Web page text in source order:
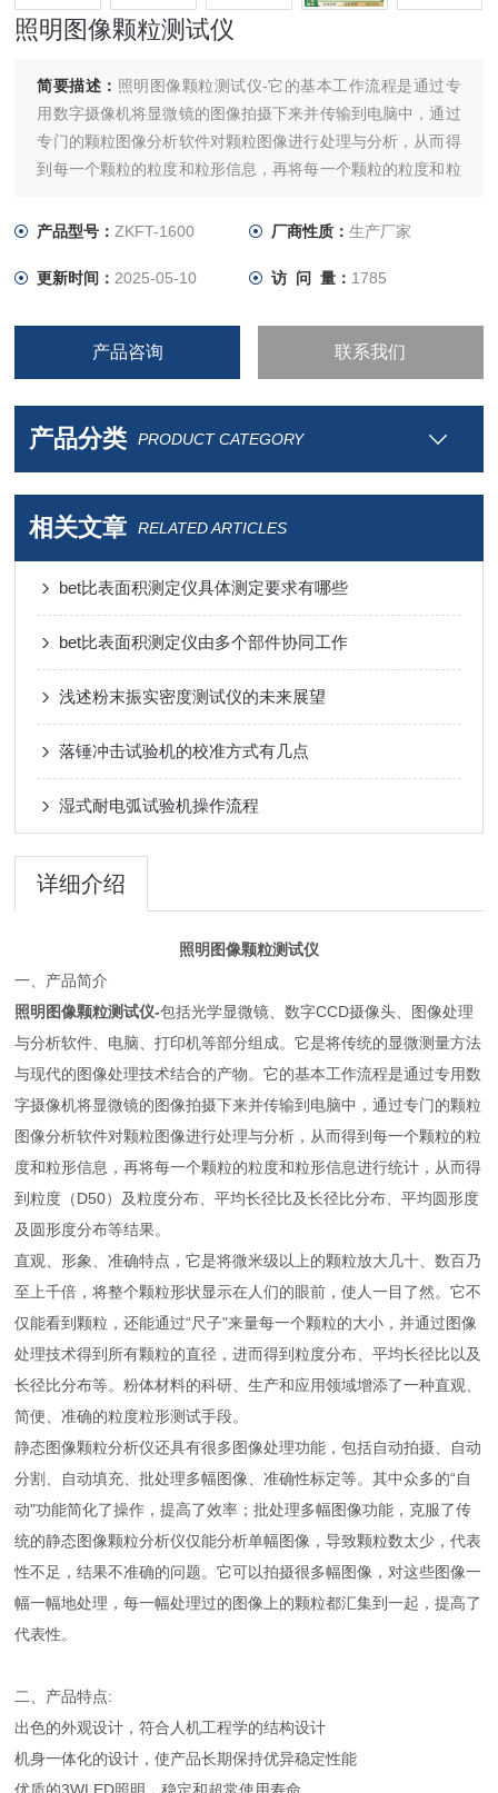
照明图像颗粒测试仪
简要描述： 照明图像颗粒测试仪-它的基本工作流程是通过专
用数字摄像机将显微镜的图像拍摄下来并传输到电脑中，通过
专门的颗粒图像分析软件对颗粒图像进行处理与分析，从而得
到每一个颗粒的粒度和粒形信息，再将每一个颗粒的粒度和粒
径比及长径比分布、平均圆形度及圆形度分布等结果。
产品型号：ZKFT-1600 厂商性质： 生产厂家
更新时间： 2025-05-10 访 问 量： 1785
产品咨询 联系我们
产品分类 PRODUCT CATEGORY
相关文章 RELATED ARTICLES
bet比表面积测定仪具体测定要求有哪些
bet比表面积测定仪由多个部件协同工作
浅述粉末振实密度测试仪的未来展望
落锤冲击试验机的校准方式有几点
湿式耐电弧试验机操作流程
详细介绍
照明图像颗粒测试仪
一、产品简介
照明图像颗粒测试仪-包括光学显微镜、数字CCD摄像头、图像处理
与分析软件、电脑、打印机等部分组成。它是将传统的显微测量方法
与现代的图像处理技术结合的产物。它的基本工作流程是通过专用数
字摄像机将显微镜的图像拍摄下来并传输到电脑中，通过专门的颗粒
图像分析软件对颗粒图像进行处理与分析，从而得到每一个颗粒的粒
度和粒形信息，再将每一个颗粒的粒度和粒形信息进行统计，从而得
到粒度（D50）及粒度分布、平均长径比及长径比分布、平均圆形度
及圆形度分布等结果。
直观、形象、准确特点，它是将微米级以上的颗粒放大几十、数百乃
至上千倍，将整个颗粒形状显示在人们的眼前，使人一目了然。它不
仅能看到颗粒，还能通过“尺子"来量每一个颗粒的大小，并通过图像
处理技术得到所有颗粒的直径，进而得到粒度分布、平均长径比以及
长径比分布等。粉体材料的科研、生产和应用领域增添了一种直观、
简便、准确的粒度粒形测试手段。
静态图像颗粒分析仪还具有很多图像处理功能，包括自动拍摄、自动
分割、自动填充、批处理多幅图像、准确性标定等。其中众多的“自
动"功能简化了操作，提高了效率；批处理多幅图像功能，克服了传
统的静态图像颗粒分析仪仅能分析单幅图像，导致颗粒数太少，代表
性不足，结果不准确的问题。它可以拍摄很多幅图像，对这些图像一
幅一幅地处理，每一幅处理过的图像上的颗粒都汇集到一起，提高了
代表性。
二、产品特点:
出色的外观设计，符合人机工程学的结构设计
机身一体化的设计，使产品长期保持优异稳定性能